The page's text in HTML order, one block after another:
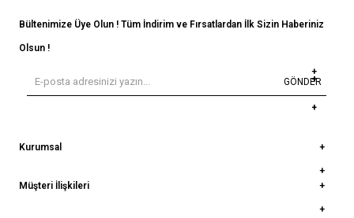
Bültenimize Üye Olun ! Tüm İndirim ve Fırsatlardan İlk Sizin Haberiniz
Olsun !
GÖNDER
Kurumsal
Müşteri İlişkileri